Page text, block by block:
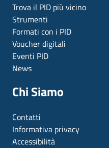
Trova il PID più vicino
Strumenti
Formati con i PID
Voucher digitali
Eventi PID
News
Chi Siamo
Contatti
Informativa privacy
Accessibilità